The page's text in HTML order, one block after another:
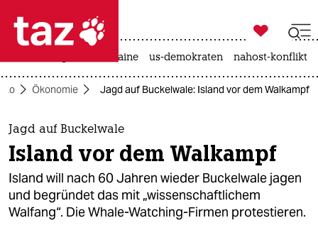
 taz zahl ich
taz zahl ich
themen
politik
öko
gesellschaft

taz zahl ich
krieg in der ukraine us-demokraten nahost-konflikt
Ökonomie Jagd auf Buckelwale: Island vor dem Walkampf
Jagd auf Buckelwale
Island vor dem Walkampf
Island will nach 60 Jahren wieder Buckelwale jagen
und begründet das mit „wissenschaftlichem
Walfang“. Die Whale-Watching-Firmen protestieren.